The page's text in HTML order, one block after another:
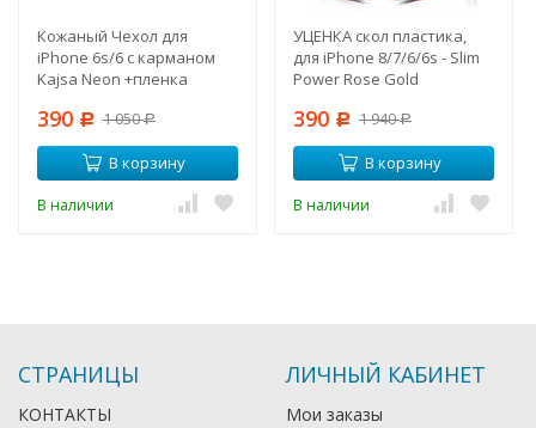
Кожаный Чехол для
iPhone 6s/6 с карманом
Kajsa Neon +пленка
390 Р 1 050Р
В корзину
В наличии
УЦЕНКА скол пластика,
для iPhone 8/7/6/6s - Slim
Power Rose Gold
390 Р 1 940Р
В корзину
В наличии
СТРАНИЦЫ
КОНТАКТЫ
ЛИЧНЫЙ КАБИНЕТ
Мои заказы